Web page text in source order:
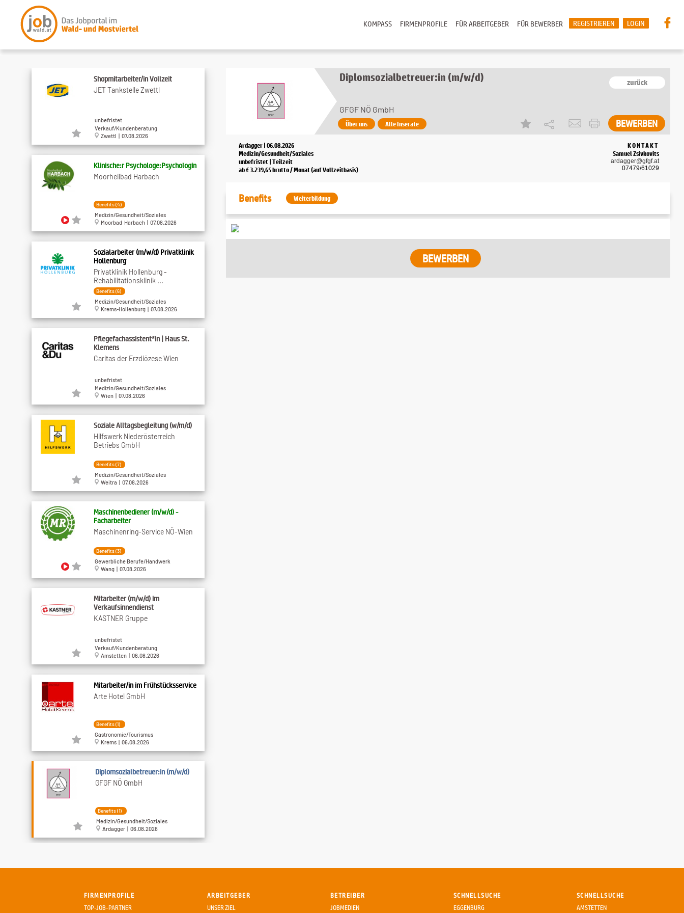
LOGIN
REGISTRIEREN
FÜR BEWERBER
FÜR ARBEITGEBER
FIRMENPROFILE
KOMPASS
Diplomsozialbetreuer:in (m/w/d) zurück
GFGF NÖ GmbH
Über uns Alle Inserate
Ardagger | 06.08.2026
Medizin/Gesundheit/Soziales
unbefristet | Teilzeit
ab € 3.239,65 brutto / Monat (auf Vollzeitbasis)
KONTAKT
Samuel Zsivkovits
ardagger@gfgf.at
07479/61029
Benefits Weiterbildung
Shopmitarbeiter/in Vollzeit
JET Tankstelle Zwettl
unbefristet
Verkauf/Kundenberatung
Zwettl | 07.08.2026
Klinische:r Psychologe:Psychologin
Moorheilbad Harbach
Benefits (4)
Medizin/Gesundheit/Soziales
Moorbad Harbach | 07.08.2026
Sozialarbeiter (m/w/d) Privatklinik
Hollenburg
Privatklinik Hollenburg -
Rehabilitationsklinik ...
Benefits (6)
Medizin/Gesundheit/Soziales
Krems-Hollenburg | 07.08.2026
Pflegefachassistent*in | Haus St.
Klemens
Caritas der Erzdiözese Wien
unbefristet
Medizin/Gesundheit/Soziales
Wien | 07.08.2026
Soziale Alltagsbegleitung (w/m/d)
Hilfswerk Niederösterreich
Betriebs GmbH
Benefits (7)
Medizin/Gesundheit/Soziales
Weitra | 07.08.2026
Maschinenbediener (m​/w​/d) -
Facharbeiter
Maschinenring-Service NÖ-Wien
Benefits (3)
Gewerbliche Berufe/Handwerk
Wang | 07.08.2026
Mitarbeiter (m/w/d) im
Verkaufsinnendienst
KASTNER Gruppe
unbefristet
Verkauf/Kundenberatung
Amstetten | 06.08.2026
Mitarbeiter/in im Frühstücksservice
Arte Hotel GmbH
Benefits (1)
Gastronomie/Tourismus
Krems | 06.08.2026
Diplomsozialbetreuer:in (m/w/d)
GFGF NÖ GmbH
Benefits (1)
Medizin/Gesundheit/Soziales
Ardagger | 06.08.2026
Fliesenleger
unbefristet
Gewerbliche Berufe/Handwerk
FIRMENPROFILE
TOP-JOB-PARTNER
ARBEITGEBER
UNSER ZIEL
BETREIBER
JOBMEDIEN
SCHNELLSUCHE
EGGENBURG
SCHNELLSUCHE
AMSTETTEN